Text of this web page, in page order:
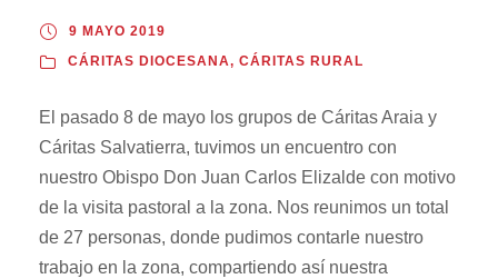
9 MAYO 2019
CÁRITAS DIOCESANA, CÁRITAS RURAL
El pasado 8 de mayo los grupos de Cáritas Araia y
Cáritas Salvatierra, tuvimos un encuentro con
nuestro Obispo Don Juan Carlos Elizalde con motivo
de la visita pastoral a la zona. Nos reunimos un total
de 27 personas, donde pudimos contarle nuestro
trabajo en la zona, compartiendo así nuestra